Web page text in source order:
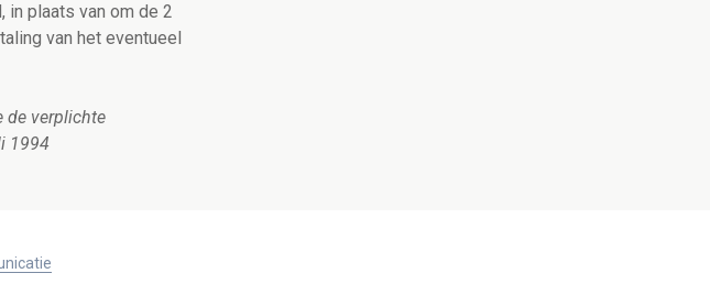
in plaats van om de 2
van het eventueel
de verplichte
1994